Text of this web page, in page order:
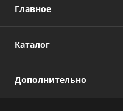
Главное
Каталог
Дополнительно